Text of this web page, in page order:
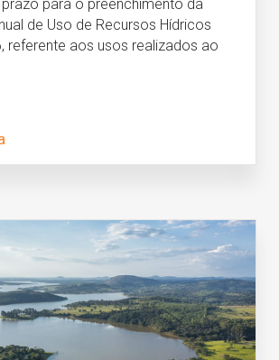
para o preenchimento da
de Uso de Recursos Hídricos
referente aos usos realizados ao